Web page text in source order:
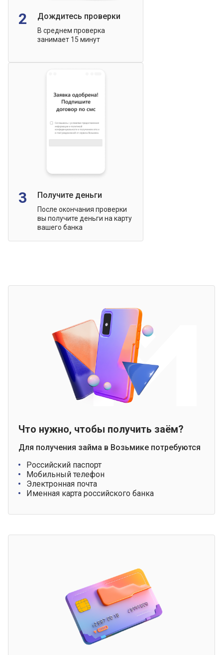
2 Дождитесь проверки
В среднем проверка
занимает 15 минут
3 Получите деньги
После окончания проверки
вы получите деньги на карту
вашего банка
Что нужно, чтобы получить заём?
Для получения займа в Возьмике потребуются
Российский паспорт
Мобильный телефон
Электронная почта
Именная карта российского банка